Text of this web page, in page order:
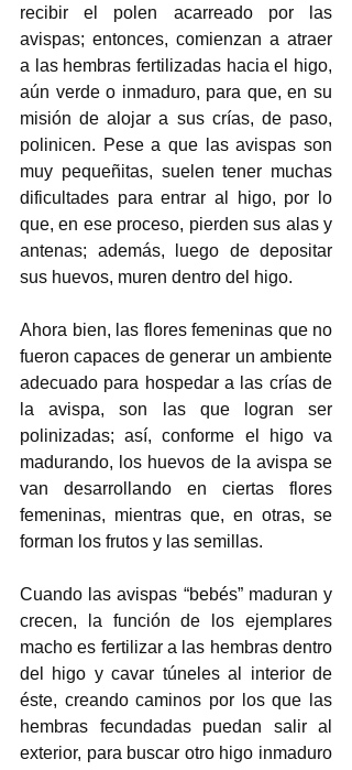
recibir el polen acarreado por las
avispas; entonces, comienzan a atraer
a las hembras fertilizadas hacia el higo,
aún verde o inmaduro, para que, en su
misión de alojar a sus crías, de paso,
polinicen. Pese a que las avispas son
muy pequeñitas, suelen tener muchas
dificultades para entrar al higo, por lo
que, en ese proceso, pierden sus alas y
antenas; además, luego de depositar
sus huevos, muren dentro del higo.
Ahora bien, las flores femeninas que no
fueron capaces de generar un ambiente
adecuado para hospedar a las crías de
la avispa, son las que logran ser
polinizadas; así, conforme el higo va
madurando, los huevos de la avispa se
van desarrollando en ciertas flores
femeninas, mientras que, en otras, se
forman los frutos y las semillas.
Cuando las avispas “bebés” maduran y
crecen, la función de los ejemplares
macho es fertilizar a las hembras dentro
del higo y cavar túneles al interior de
éste, creando caminos por los que las
hembras fecundadas puedan salir al
exterior, para buscar otro higo inmaduro